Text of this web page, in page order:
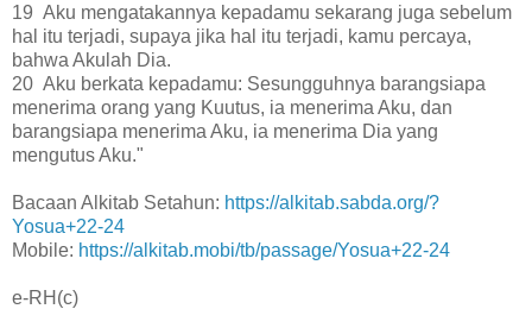
19 Aku mengatakannya kepadamu sekarang juga sebelum
hal itu terjadi, supaya jika hal itu terjadi, kamu percaya,
bahwa Akulah Dia.
20 Aku berkata kepadamu: Sesungguhnya barangsiapa
menerima orang yang Kuutus, ia menerima Aku, dan
barangsiapa menerima Aku, ia menerima Dia yang
mengutus Aku."
Bacaan Alkitab Setahun: https://alkitab.sabda.org/?
Yosua+22-24
Mobile: https://alkitab.mobi/tb/passage/Yosua+22-24
e-RH(c)